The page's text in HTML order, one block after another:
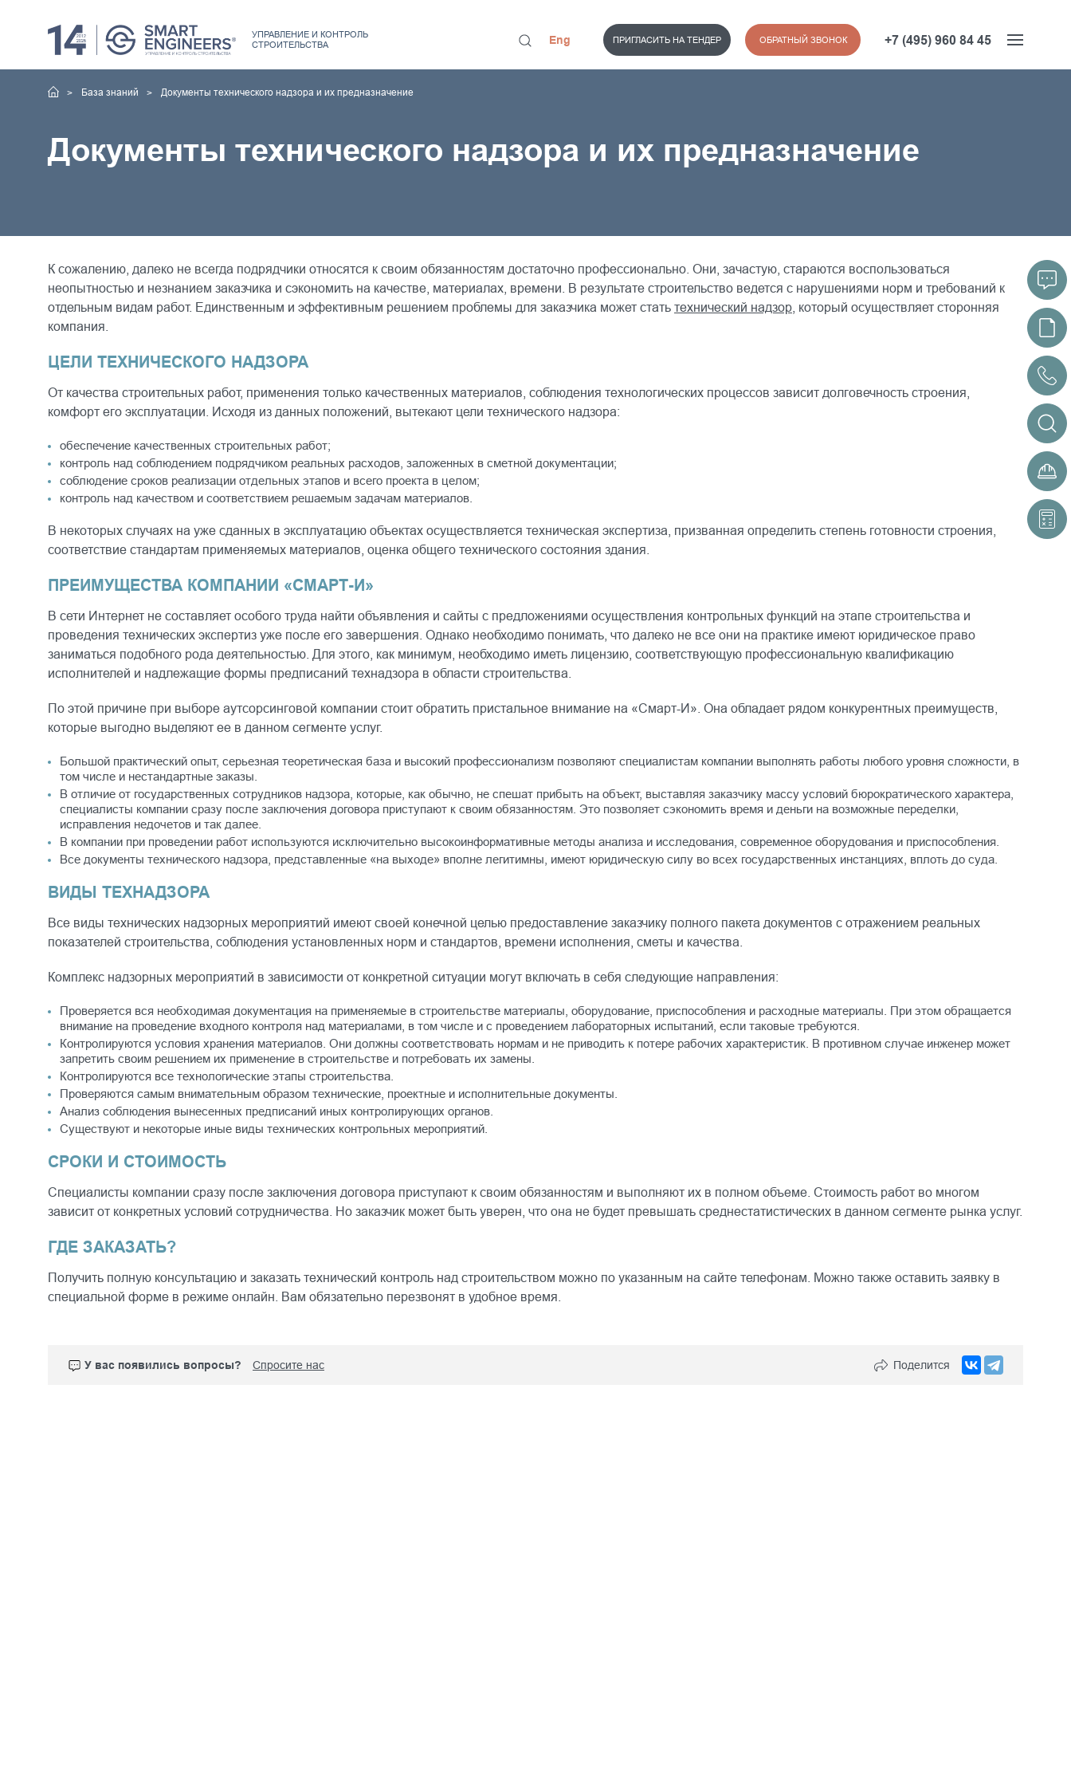
УПРАВЛЕНИЕ И КОНТРОЛЬ
СТРОИТЕЛЬСТВА
Eng +7 (495) 960 84 45
ОБРАТНЫЙ ЗВОНОК
ПРИГЛАСИТЬ НА ТЕНДЕР
База знаний Документы технического надзора и их предназначение
Документы технического надзора и их предназначение
К сожалению, далеко не всегда подрядчики относятся к своим обязанностям достаточно профессионально. Они, зачастую, стараются воспользоваться
неопытностью и незнанием заказчика и сэкономить на качестве, материалах, времени. В результате строительство ведется с нарушениями норм и требований к
отдельным видам работ. Единственным и эффективным решением проблемы для заказчика может стать технический надзор , который осуществляет сторонняя
компания.
ЦЕЛИ ТЕХНИЧЕСКОГО НАДЗОРА
От качества строительных работ, применения только качественных материалов, соблюдения технологических процессов зависит долговечность строения,
комфорт его эксплуатации. Исходя из данных положений, вытекают цели технического надзора:
обеспечение качественных строительных работ;
контроль над соблюдением подрядчиком реальных расходов, заложенных в сметной документации;
соблюдение сроков реализации отдельных этапов и всего проекта в целом;
контроль над качеством и соответствием решаемым задачам материалов.
В некоторых случаях на уже сданных в эксплуатацию объектах осуществляется техническая экспертиза, призванная определить степень готовности строения,
соответствие стандартам применяемых материалов, оценка общего технического состояния здания.
ПРЕИМУЩЕСТВА КОМПАНИИ «СМАРТ-И»
В сети Интернет не составляет особого труда найти объявления и сайты с предложениями осуществления контрольных функций на этапе строительства и
проведения технических экспертиз уже после его завершения. Однако необходимо понимать, что далеко не все они на практике имеют юридическое право
заниматься подобного рода деятельностью. Для этого, как минимум, необходимо иметь лицензию, соответствующую профессиональную квалификацию
исполнителей и надлежащие формы предписаний технадзора в области строительства.
По этой причине при выборе аутсорсинговой компании стоит обратить пристальное внимание на «Смарт-И». Она обладает рядом конкурентных преимуществ,
которые выгодно выделяют ее в данном сегменте услуг.
Большой практический опыт, серьезная теоретическая база и высокий профессионализм позволяют специалистам компании выполнять работы любого уровня сложности, в
том числе и нестандартные заказы.
В отличие от государственных сотрудников надзора, которые, как обычно, не спешат прибыть на объект, выставляя заказчику массу условий бюрократического характера,
специалисты компании сразу после заключения договора приступают к своим обязанностям. Это позволяет сэкономить время и деньги на возможные переделки,
исправления недочетов и так далее.
В компании при проведении работ используются исключительно высокоинформативные методы анализа и исследования, современное оборудования и приспособления.
Все документы технического надзора, представленные «на выходе» вполне легитимны, имеют юридическую силу во всех государственных инстанциях, вплоть до суда.
ВИДЫ ТЕХНАДЗОРА
Все виды технических надзорных мероприятий имеют своей конечной целью предоставление заказчику полного пакета документов с отражением реальных
показателей строительства, соблюдения установленных норм и стандартов, времени исполнения, сметы и качества.
Комплекс надзорных мероприятий в зависимости от конкретной ситуации могут включать в себя следующие направления:
Проверяется вся необходимая документация на применяемые в строительстве материалы, оборудование, приспособления и расходные материалы. При этом обращается
внимание на проведение входного контроля над материалами, в том числе и с проведением лабораторных испытаний, если таковые требуются.
Контролируются условия хранения материалов. Они должны соответствовать нормам и не приводить к потере рабочих характеристик. В противном случае инженер может
запретить своим решением их применение в строительстве и потребовать их замены.
Контролируются все технологические этапы строительства.
Проверяются самым внимательным образом технические, проектные и исполнительные документы.
Анализ соблюдения вынесенных предписаний иных контролирующих органов.
Существуют и некоторые иные виды технических контрольных мероприятий.
СРОКИ И СТОИМОСТЬ
Специалисты компании сразу после заключения договора приступают к своим обязанностям и выполняют их в полном объеме. Стоимость работ во многом
зависит от конкретных условий сотрудничества. Но заказчик может быть уверен, что она не будет превышать среднестатистических в данном сегменте рынка услуг.
ГДЕ ЗАКАЗАТЬ?
Получить полную консультацию и заказать технический контроль над строительством можно по указанным на сайте телефонам. Можно также оставить заявку в
специальной форме в режиме онлайн. Вам обязательно перезвонят в удобное время.
У вас появились вопросы? Спросите нас Поделится